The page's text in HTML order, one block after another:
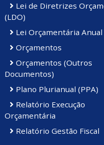
Lei de Diretrizes
(LDO)
Lei Orçamentária Anual
Orçamentos
Orçamentos (Outros
Documentos)
Plano Plurianual (PPA)
Relatório Execução
Orçamentária
Relatório Gestão Fiscal